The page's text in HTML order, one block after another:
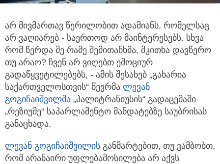
არ მივმართავ წერილობით ადამიანს, რომელსაც
არ ვაღიარებ - საერთოდ არ მაინტერესებს. სხვა
რომ წერდა მე რამე შემითანხმა, მკითხა დავწერო
თუ არაო? ჩვენ არ ვიღებთ ემოციურ
გადაწყვეტილებებს, - ამის შესახებ „გახარია
საქართველოსთვის“ წევრმა ლევან
გოგიჩაიშვილმა „პალიტრანიუსის“ გადაცემაში
„რეზიუმე“ საპარლამენტო მანდატებზე საუბრისას
განაცხადა.
ლევან გოგიჩაიშვილის განმარტებით, თუ ვამბობთ,
რომ არანაირი უფლებამოსილება არ აქვს